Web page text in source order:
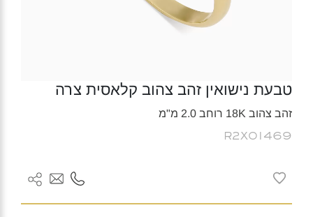
טבעת נישואין זהב צהוב קלאסית צרה
זהב צהוב 18K רוחב 2.0 מ"מ
R2X01469